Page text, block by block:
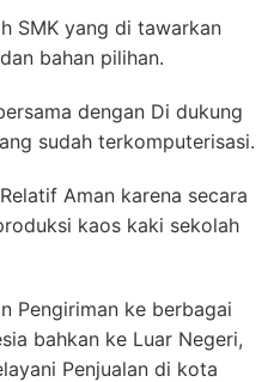
SMK yang di tawarkan
bahan pilihan.
dengan Di dukung
sudah terkomputerisasi.
Aman karena secara
kaos kaki sekolah
Pengiriman ke berbagai
bahkan ke Luar Negeri,
Penjualan di kota